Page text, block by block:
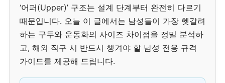
‘어퍼(Upper)’ 구조는 설계 단계부터 완전히 다르기
때문입니다. 오늘 이 글에서는 남성들이 가장 헷갈려
하는 구두와 운동화의 사이즈 차이점을 정밀 분석하
고, 해외 직구 시 반드시 챙겨야 할 남성 전용 규격
가이드를 제공해 드립니다.